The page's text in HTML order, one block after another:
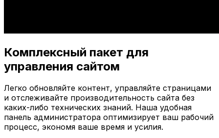
Комплексный пакет для
управления сайтом
Легко обновляйте контент, управляйте страницами
и отслеживайте производительность сайта без
каких-либо технических знаний. Наша удобная
панель администратора оптимизирует ваш рабочий
процесс, экономя ваше время и усилия.